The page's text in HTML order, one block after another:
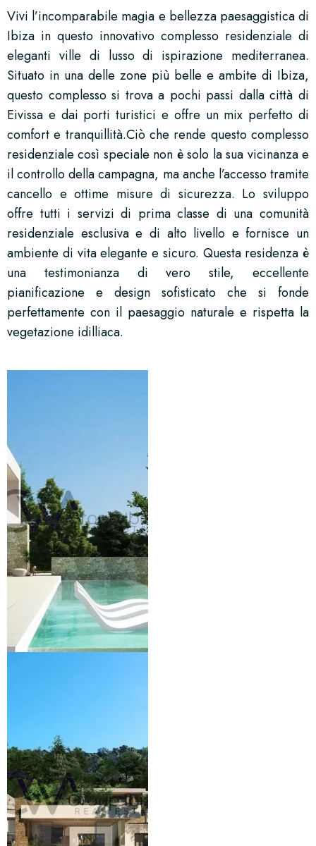
Vivi l’incomparabile magia e bellezza paesaggistica di
Ibiza in questo innovativo complesso residenziale di
eleganti ville di lusso di ispirazione mediterranea.
Situato in una delle zone più belle e ambite di Ibiza,
questo complesso si trova a pochi passi dalla città di
Eivissa e dai porti turistici e offre un mix perfetto di
comfort e tranquillità.Ciò che rende questo complesso
residenziale così speciale non è solo la sua vicinanza e
il controllo della campagna, ma anche l’accesso tramite
cancello e ottime misure di sicurezza. Lo sviluppo
offre tutti i servizi di prima classe di una comunità
residenziale esclusiva e di alto livello e fornisce un
ambiente di vita elegante e sicuro. Questa residenza è
una testimonianza di vero stile, eccellente
pianificazione e design sofisticato che si fonde
perfettamente con il paesaggio naturale e rispetta la
vegetazione idilliaca.